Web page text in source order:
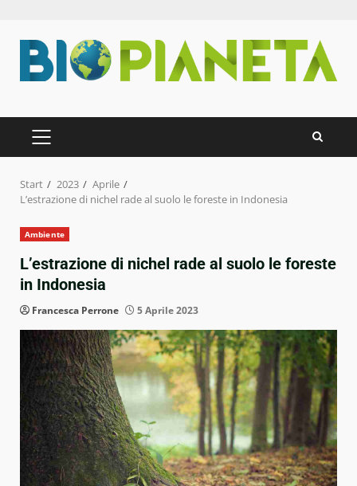
Inhalt
springen
PRIMÄRES
MENÜ
Start 2023
Aprile
L’estrazione di nichel rade al suolo le foreste in Indonesia
Ambiente
L’estrazione di nichel rade al suolo le foreste
in Indonesia
Francesca Perrone 5 Aprile 2023